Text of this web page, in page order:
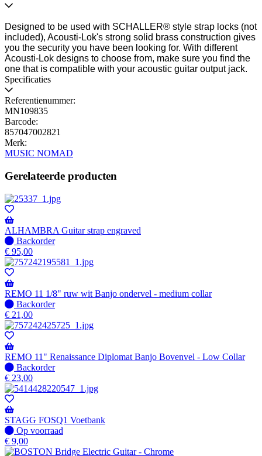
Designed to be used with SCHALLER® style strap locks (not
included), Acousti-Lok's strong solid brass construction gives
you the security you have been looking for. With different
Acousti-Lok designs to choose from, make sure you find the
one that is compatible with your acoustic guitar output jack.
Specificaties
Referentienummer:
MN109835
Barcode:
857047002821
Merk:
MUSIC NOMAD
Gerelateerde producten
ALHAMBRA Guitar strap engraved
Niet
op
voorraad
-
Wordt
verzonden
wanneer
beschikbaar
Backorder
€ 95,00
REMO 11 1/8" ruw wit Banjo ondervel - medium collar
Niet
op
voorraad
-
Wordt
verzonden
wanneer
beschikbaar
Backorder
€ 21,00
REMO 11" Renaissance Diplomat Banjo Bovenvel - Low Collar
Niet
op
voorraad
-
Wordt
verzonden
wanneer
beschikbaar
Backorder
€ 23,00
STAGG FOSQ1 Voetbank
Op
voorraad
Op voorraad
€ 9,00